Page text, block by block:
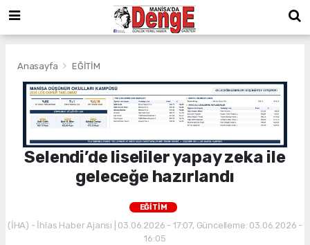
Anasayfa EĞİTİM
Selendi’de liseliler yapay zeka ile
geleceğe hazırlandı
EĞİTİM
(İHA) - İhlas Haber Ajansı | 03.06.2026 - 17:07, Güncelleme: 03.06.2026 -
16:05